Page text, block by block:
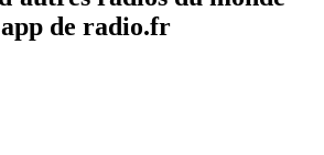
de radio.fr